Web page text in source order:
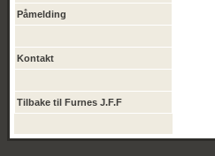
Påmelding
Kontakt
Tilbake til Furnes J.F.F